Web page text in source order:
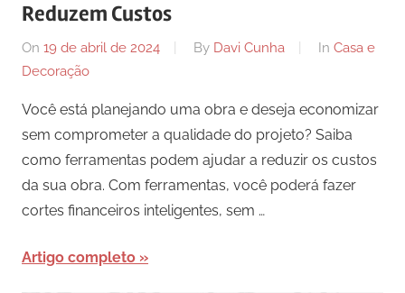
Reduzem Custos
On 19 de abril de 2024 By Davi Cunha In Casa e
Decoração
Você está planejando uma obra e deseja economizar
sem comprometer a qualidade do projeto? Saiba
como ferramentas podem ajudar a reduzir os custos
da sua obra. Com ferramentas, você poderá fazer
cortes financeiros inteligentes, sem …
Artigo completo